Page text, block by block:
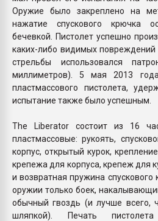
Оружие было закреплено на
нажатие спускового крючка
бечевкой. Пистолет успешно
каких-либо видимых повреждений
стрельбы использовался
миллиметров). 5 мая 2013
пластмассового пистолета,
испытание также было успешным.
The Liberator состоит из 16
пластмассовые: рукоять,
корпус, открытый курок,
крепежа для корпуса, крепеж для
и возвратная пружина
оружии только боек,
обычный гвоздь (и лучше всего,
шляпкой). Печать